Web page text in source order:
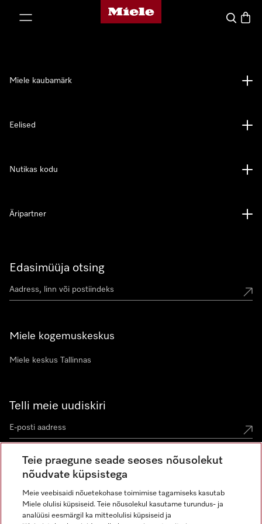
Miele avaleht
Search
Edasimüüja otsing
Miele kogemuskeskus
Miele keskus Tallinnas
Telli meie uudiskiri
Miele kaubamärk
Eelised
Nutikas kodu
Äripartner
Miele Instagramis
Miele Facebookis
Miele Youtube'is
Teie praegune seade seoses nõusolekut
nõudvate küpsistega
Meie veebisaidi nõuetekohase toimimise tagamiseks kasutab
Miele olulisi küpsiseid. Teie nõusolekul kasutame turundus- ja
analüüsi eesmärgil ka mitteolulisi küpsiseid ja